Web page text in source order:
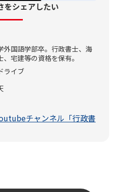
をシェアしたい
外国語学部卒。行政書士、海
、宅建等の資格を保有。
ライブ
チャンネル「行政書